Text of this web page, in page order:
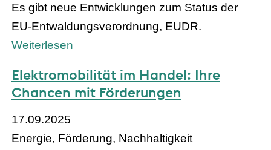
Es gibt neue Entwicklungen zum Status der
EU-Entwaldungsverordnung, EUDR.
Weiterlesen
Elektromobilität im Handel: Ihre
Chancen mit Förderungen
17.09.2025
Energie, Förderung, Nachhaltigkeit